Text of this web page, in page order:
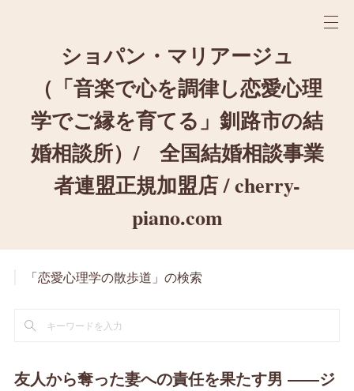
ショパン・マリアージュ
（「音楽で心を調律し恋愛心理
学でご縁を育てる」釧路市の結
婚相談所）/ 全国結婚相談事業
者連盟正規加盟店 / cherry-
piano.com
「恋愛心理学の散歩道」の検索
友人から奪った妻への責任を果たす男 ――ジ